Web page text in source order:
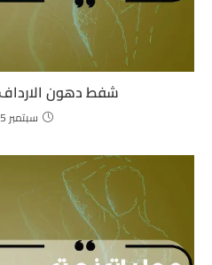
شفط دهون الارداف
سبتمبر 5, 2023